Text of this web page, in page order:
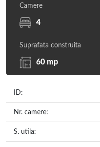
Camere
4
Suprafata construita
60 mp
ID:
Nr. camere:
S. utila: